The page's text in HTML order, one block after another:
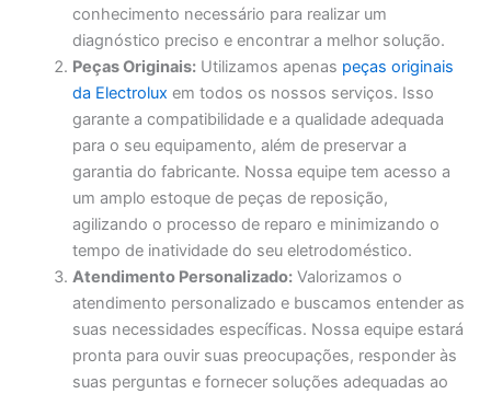
conhecimento necessário para realizar um
diagnóstico preciso e encontrar a melhor solução.
Peças Originais: Utilizamos apenas peças originais
da Electrolux em todos os nossos serviços. Isso
garante a compatibilidade e a qualidade adequada
para o seu equipamento, além de preservar a
garantia do fabricante. Nossa equipe tem acesso a
um amplo estoque de peças de reposição,
agilizando o processo de reparo e minimizando o
tempo de inatividade do seu eletrodoméstico.
Atendimento Personalizado: Valorizamos o
atendimento personalizado e buscamos entender as
suas necessidades específicas. Nossa equipe estará
pronta para ouvir suas preocupações, responder às
suas perguntas e fornecer soluções adequadas ao